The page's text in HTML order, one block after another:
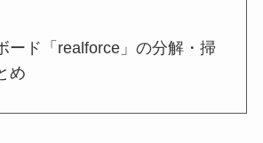
ード「realforce」の分解・掃
め